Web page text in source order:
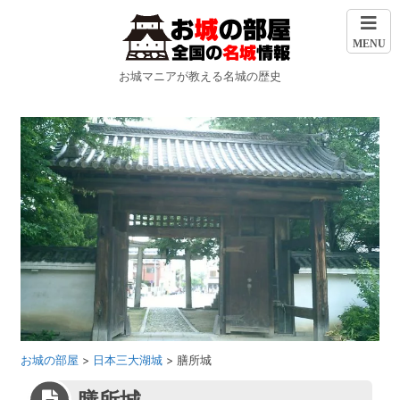
MENU
お城マニアが教える名城の歴史
お城の部屋 > 日本三大湖城> 膳所城